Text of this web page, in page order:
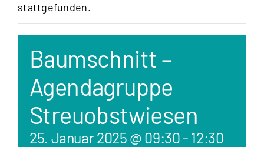
stattgefunden.
Baumschnitt –
Agendagruppe
Streuobstwiesen
25. Januar 2025 @ 09:30 - 12:30